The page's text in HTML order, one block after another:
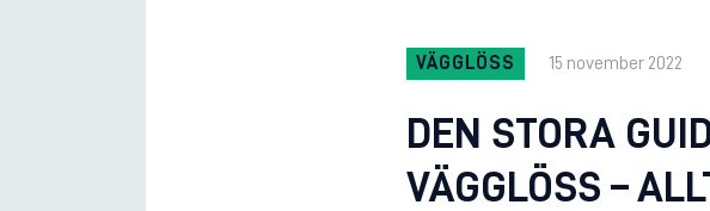
VÄGGLÖSS 15 november 2022
DEN STORA
VÄGGLÖSS –